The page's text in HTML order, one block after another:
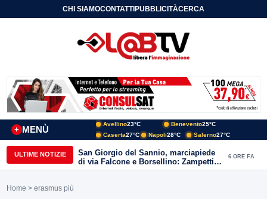
CHI SIAMOCONTATTIPUBBLICITÀCERCA
MENÙ
+
Avellino23°C Benevento25°C
Caserta27°C Napoli28°C Salerno27°C
ULTIME NOTIZIE
San Giorgio del Sannio, marciapiede
di via Falcone e Borsellino: Zampetti e
Lombardi replicano alle polemiche
6 ORE FA
Home > erasmus più